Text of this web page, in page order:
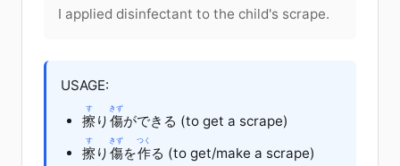
I applied disinfectant to the child's scrape.
USAGE:
擦
す
り 傷
きず
ができる (to get a scrape)
擦
す
り 傷
きず
を作
つく
る (to get/make a scrape)